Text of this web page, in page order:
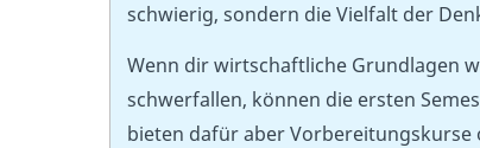
schwierig, sondern die Vielfalt der
Wenn dir wirtschaftliche Grundlagen
schwerfallen, können die ersten
bieten dafür aber